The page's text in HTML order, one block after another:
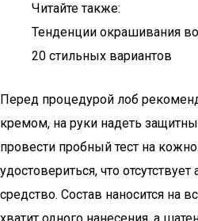
Читайте также:
Тенденции окрашивания
20 стильных вариантов
Перед процедурой лоб
кремом, на руки надеть
провести пробный тест на
удостовериться, что
средство. Состав наносится на